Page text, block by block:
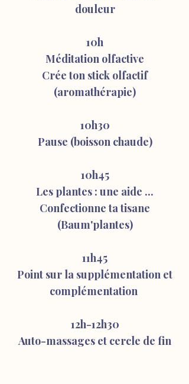
douleur
10h
Méditation olfactive
Crée ton stick olfactif
(aromathérapie)
10h30
Pause (boisson chaude)
10h45
Les plantes : une aide ...
Confectionne ta tisane
(Baum'plantes)
11h45
Point sur la supplémentation et
complémentation
12h-12h30
Auto-massages et cercle de fin